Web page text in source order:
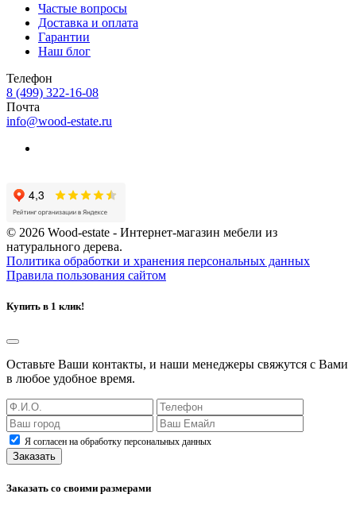
Частые вопросы
Доставка и оплата
Гарантии
Наш блог
Телефон
8 (499) 322-16-08
Почта
info@wood-estate.ru
© 2026 Wood-estate - Интернет-магазин мебели из
натурального дерева.
Политика обработки и хранения персональных данных
Правила пользования сайтом
Купить в 1 клик!
Оставьте Ваши контакты, и наши менеджеры свяжутся с Вами
в любое удобное время.
Я согласен на обработку персональных данных
Заказать
Заказать со своими размерами